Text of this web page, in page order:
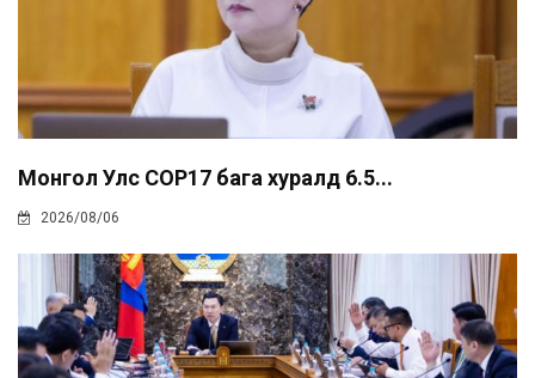
Монгол Улс COP17 бага хуралд 6.5...
2026/08/06